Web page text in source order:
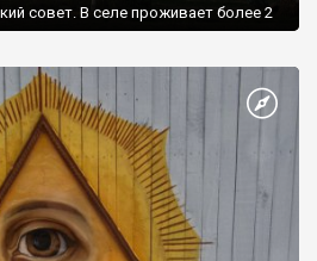
совет. В селе проживает более 2